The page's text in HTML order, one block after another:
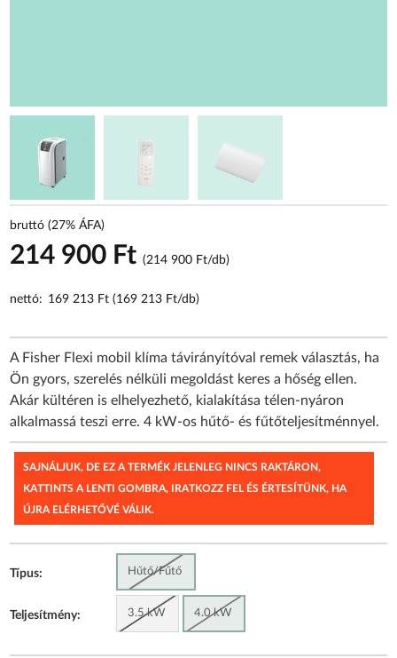
bruttó (27% ÁFA)
214 900 Ft(214 900 Ft/db)
nettó: 169 213 Ft (169 213 Ft/db)
A Fisher Flexi mobil klíma távirányítóval remek választás, ha
Ön gyors, szerelés nélküli megoldást keres a hőség ellen.
Akár kültéren is elhelyezhető, kialakítása télen-nyáron
alkalmassá teszi erre. 4 kW-os hűtő- és fűtőteljesítménnyel.
SAJNÁLJUK, DE EZ A TERMÉK JELENLEG NINCS RAKTÁRON,
KATTINTS A LENTI GOMBRA, IRATKOZZ FEL ÉS ÉRTESÍTÜNK, HA
ÚJRA ELÉRHETŐVÉ VÁLIK.
Típus: Hűtő/Fűtő
Teljesítmény: 3.5 kW 4.0 kW